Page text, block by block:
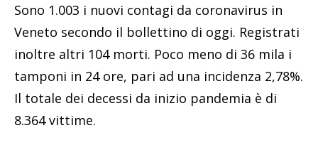
Sono 1.003 i nuovi contagi da coronavirus in
Veneto secondo il bollettino di oggi. Registrati
inoltre altri 104 morti. Poco meno di 36 mila i
tamponi in 24 ore, pari ad una incidenza 2,78%.
Il totale dei decessi da inizio pandemia è di
8.364 vittime.